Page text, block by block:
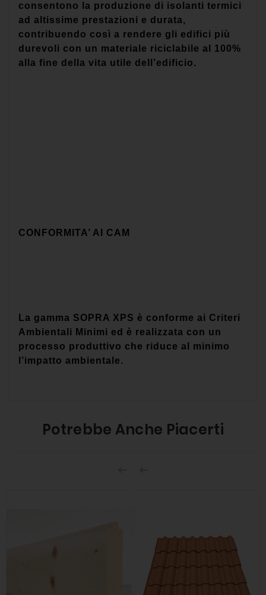
consentono la produzione di isolanti termici
ad altissime prestazioni e durata,
contribuendo così a rendere gli edifici più
durevoli con un materiale riciclabile al 100%
alla fine della vita utile dell’edificio.
CONFORMITA’ AI CAM
La gamma SOPRA XPS è conforme ai Criteri
Ambientali Minimi ed è realizzata con un
processo produttivo che riduce al minimo
l’impatto ambientale.
Potrebbe Anche Piacerti